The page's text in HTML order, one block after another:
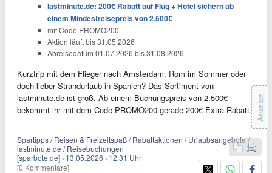
lastminute.de: 200€ Rabatt auf Flug + Hotel sichern ab
einem Mindestreisepreis von 2.500€
mit Code PROMO200
Aktion läuft bis 31.05.2026
Abreisedatum 01.07.2026 bis 31.08.2026
Kurztrip mit dem Flieger nach Amsterdam, Rom im Sommer oder
doch lieber Strandurlaub in Spanien? Das Sortiment von
lastminute.de ist groß. Ab einem Buchungspreis von 2.500€
bekommt ihr mit dem Code PROMO200 gerade 200€ Extra-Rabatt.
Spartipps / Reisen & Freizeitspaß / Rabattaktionen / Urlaubsangebote /
lastminute.de / Reisebuchungen
[sparbote.de] · 13.05.2026 · 12:31 Uhr
[0 Kommentare]
Anzeige